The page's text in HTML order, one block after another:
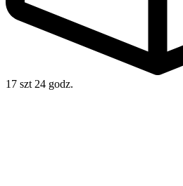
17 szt 24 godz.